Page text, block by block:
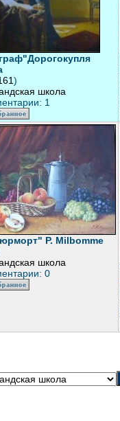
)
школа
1
P. Milbomme
школа
0